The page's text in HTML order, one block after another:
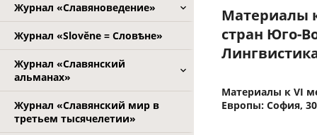
Журнал «Славяноведение»
Журнал «Slověne = Словѣне»
Журнал «Славянский
альманах»
Журнал «Славянский мир в
третьем тысячелетии»
Материалы
стран Юго-
Материалы к VI
Европы: София,